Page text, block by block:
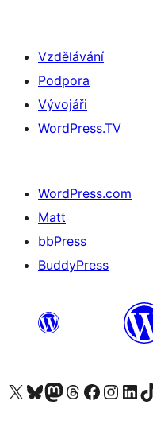
Vzdělávání
Podpora
Vývojáři
WordPress.TV
WordPress.com
Matt
bbPress
BuddyPress
Navštivte náš účet na X (dříve Twitter)
Navštivte náš Bluesky účetNavštivte náš účet Mastodon
Navštivte náš Threads účetNavštivte naši stránku na
Navštivte náš Instagram účet
Navštivte náš